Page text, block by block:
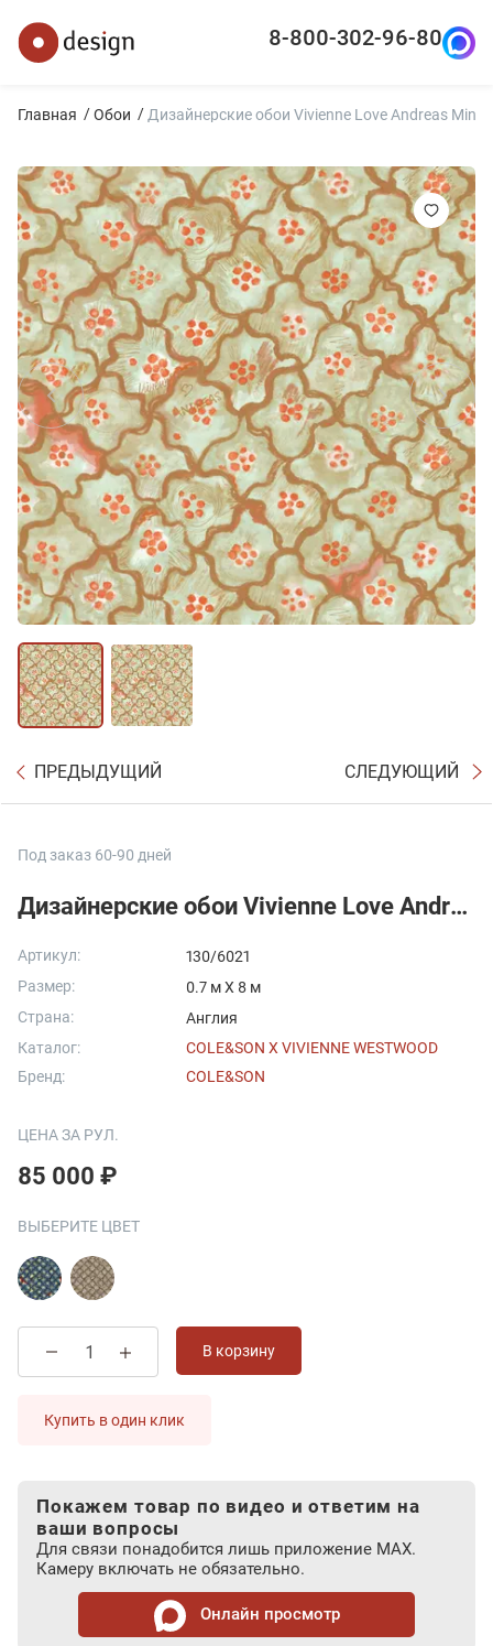
8-800-302-96-80
Главная Обои Дизайнерские обои Vivienne Love Andreas Mint
ПРЕДЫДУЩИЙ СЛЕДУЮЩИЙ
Под заказ 60-90 дней
Дизайнерские обои Vivienne Love Andreas Mint & Tangerine
Артикул:
130/6021
Размер:
0.7 м X 8 м
Страна:
Англия
Каталог:
COLE&SON X VIVIENNE WESTWOOD
Бренд:
COLE&SON
ЦЕНА ЗА РУЛ.
85 000 ₽
ВЫБЕРИТЕ ЦВЕТ
В корзину
Купить в один клик
Покажем товар по видео и ответим на
ваши вопросы
Для связи понадобится лишь приложение MAX.
Камеру включать не обязательно.
Онлайн просмотр